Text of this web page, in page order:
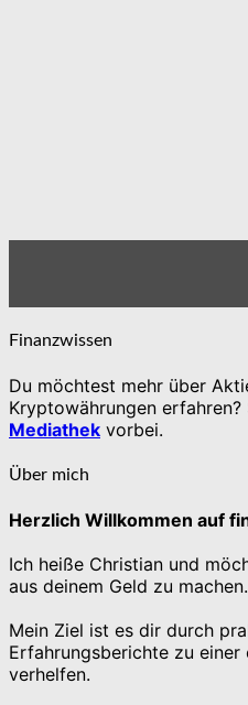
Finanzwissen
Du möchtest mehr über
Kryptowährungen
Mediathek vorbei.
Über mich
Herzlich Willkommen auf
Ich heiße Christian und
aus deinem Geld zu machen.
Mein Ziel ist es dir durch
Erfahrungsberichte zu
verhelfen.